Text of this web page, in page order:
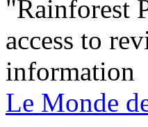
"Rainforest
access to
information
Le Monde